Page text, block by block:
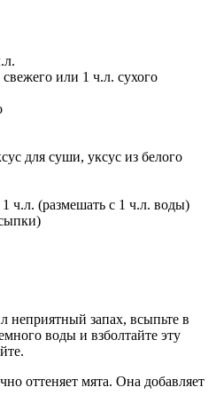
или 1 ч.л. сухого
для суши, уксус из белого
ч.л. (размешать с 1 ч.л. воды)
неприятный запах, всыпьте в
воды и взболтайте эту
оттеняет мята. Она добавляет